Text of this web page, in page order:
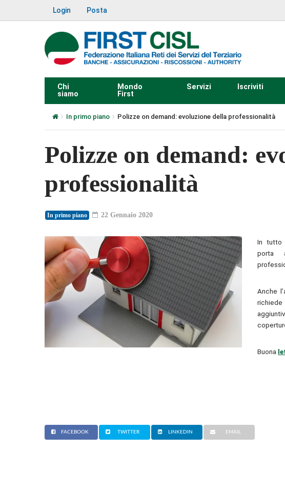
Login Posta
Chi
siamo
Mondo
First
Servizi Iscriviti
In primo piano Polizze on demand: evoluzione della professionalità
Polizze on demand:
professionalità
In primo piano 22 Gennaio 2020
In tutto
porta
Anche
richiede
Buona
FACEBOOK TWITTER LINKEDIN EMAIL